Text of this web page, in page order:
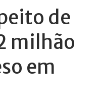
de
milhão
em